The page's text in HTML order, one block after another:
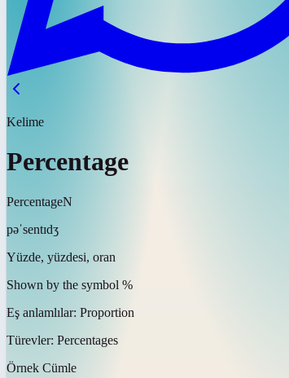
Kelime
Percentage
PercentageN
pəˈsentɪdʒ
Yüzde, yüzdesi, oran
Shown by the symbol %
Eş anlamlılar: Proportion
Türevler: Percentages
Örnek Cümle